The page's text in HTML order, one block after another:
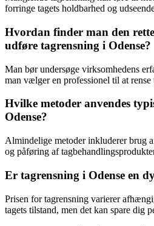
forringe tagets holdbarhed og
Hvordan finder man den
udføre tagrensning i Odense?
Man bør undersøge virksomhedens
man vælger en professionel til at rense
Hvilke metoder anvendes
Odense?
Almindelige metoder inkluderer brug
og påføring af
Er tagrensning i Odense en
Prisen for tagrensning varierer
tagets tilstand, men det kan spare dig